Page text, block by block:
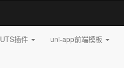
UTS插件 uni-app前端模板